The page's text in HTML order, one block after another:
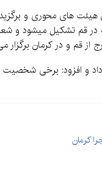
چهاردهمین همایش مدیران هیئت های
در قم تشکیل میشود و
قم و در کرمان برگزار
داد و افزود: برخی
کرمان